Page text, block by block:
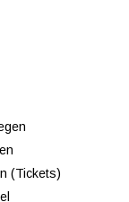
(Tickets)